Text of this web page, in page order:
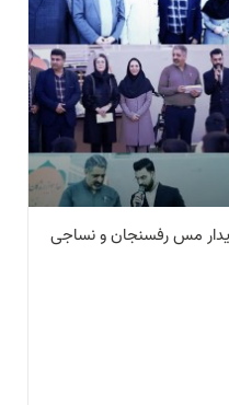
مس رفسنجان و نساجی